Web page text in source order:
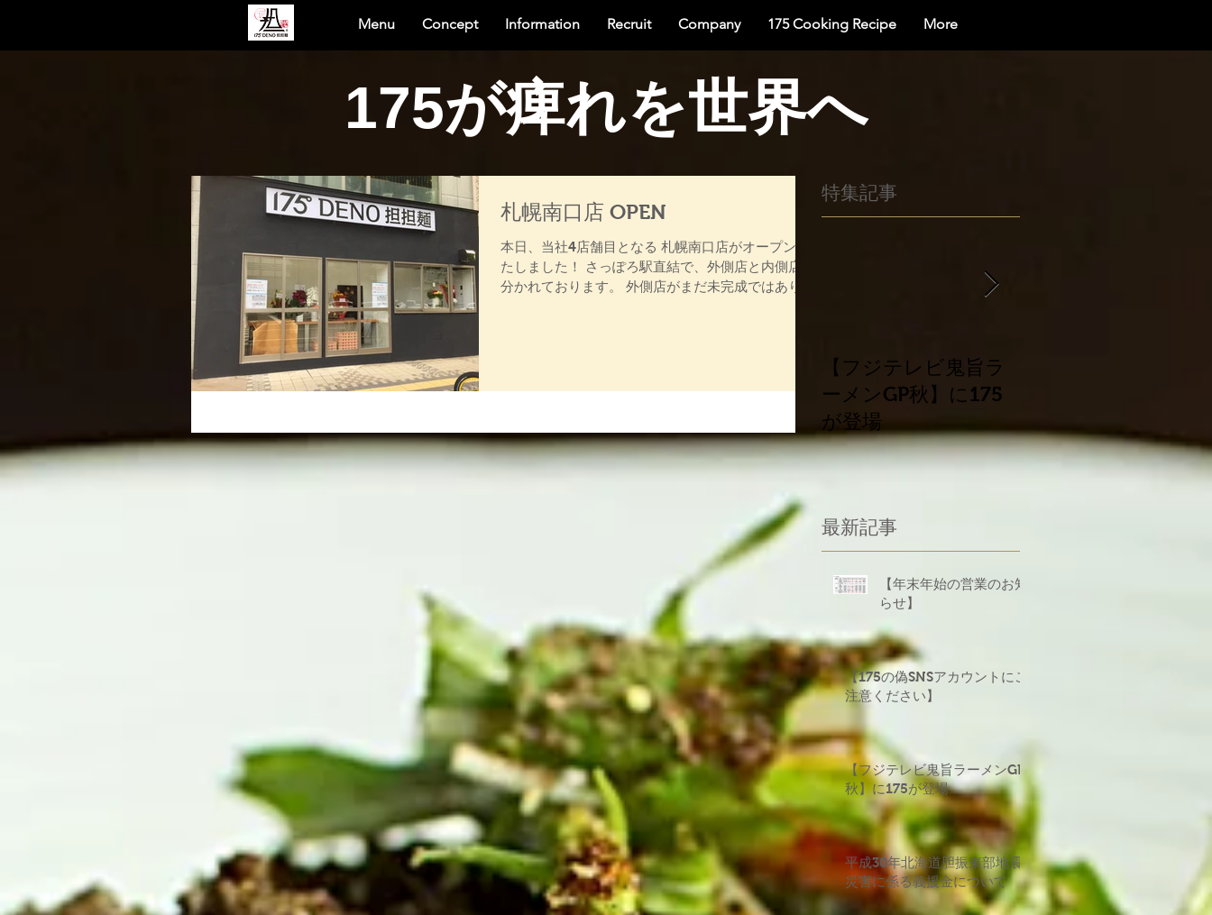
Menu Concept Information Recruit Company 175 Cooking Recipe More
175が痺れを世界へ
札幌南口店 OPEN
本日、当社4店舗目となる 札幌南口店がオープンい
たしました！ さっぽろ駅直結で、外側店と内側店に
分かれております。 外側店がまだ未完成ではありま
特集記事
【フジテレビ鬼旨ラ
ーメンGP秋】に175
が登場
最新記事
【年末年始の営業のお知
らせ】
【175の偽SNSアカウントにご
注意ください】
【フジテレビ鬼旨ラーメンGP
秋】に175が登場
平成30年北海道胆振東部地震
災害に係る義援金について